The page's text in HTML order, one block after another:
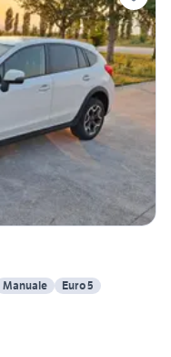
Manuale Euro 5